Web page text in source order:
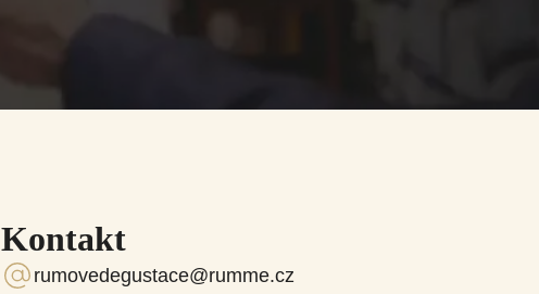
Kontakt
rumovedegustace@rumme.cz